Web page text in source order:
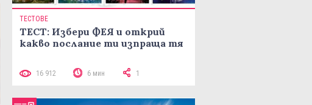
ТЕСТОВЕ
ТЕСТ: Избери ФЕЯ и открий
какво послание ти изпраща тя
16 912 6 мин 1